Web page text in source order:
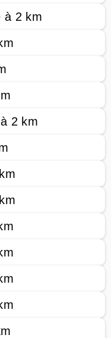
à 2 km
à 2 km